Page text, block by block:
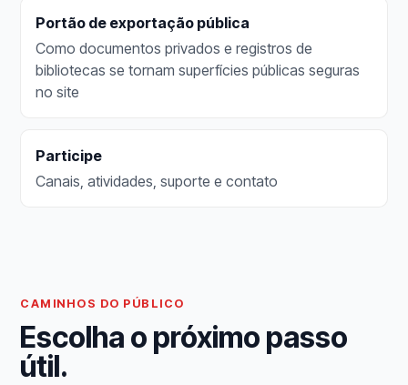
Portão de exportação pública
Como documentos privados e registros de
bibliotecas se tornam superfícies públicas seguras
no site
Participe
Canais, atividades, suporte e contato
CAMINHOS DO PÚBLICO
Escolha o próximo passo
útil.